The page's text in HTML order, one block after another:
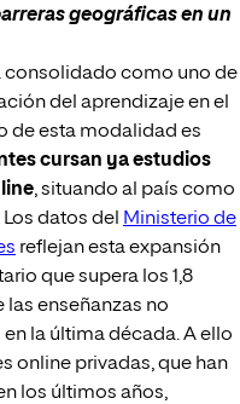
geográficas en un
consolidado como uno de
del aprendizaje en el
de esta modalidad es
cursan ya estudios
, situando al país como
datos del Ministerio de
reflejan esta expansión
que supera los 1,8
las enseñanzas no
la última década. A ello
online privadas, que han
los últimos años,